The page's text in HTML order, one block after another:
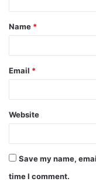
t
*
Name *
Email *
Website
Save my name,
time I comment.